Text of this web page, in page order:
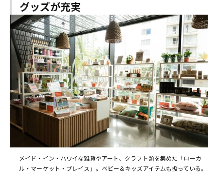
グッズが充実
メイド・イン・ハワイな雑貨やアート、クラフト類を集めた「ローカ
ル・マーケット・プレイス」。ベビー＆キッズアイテムも扱っている。